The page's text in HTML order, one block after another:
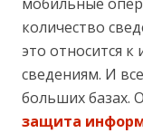
количество
это относится
сведениям. И
больших базах.
защита